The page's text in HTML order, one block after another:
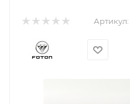
Артикул: